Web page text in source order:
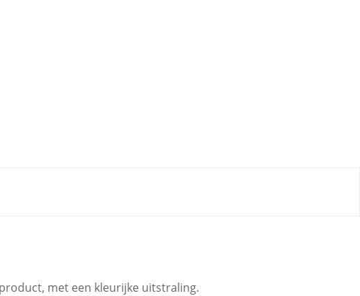
met een kleurijke uitstraling.